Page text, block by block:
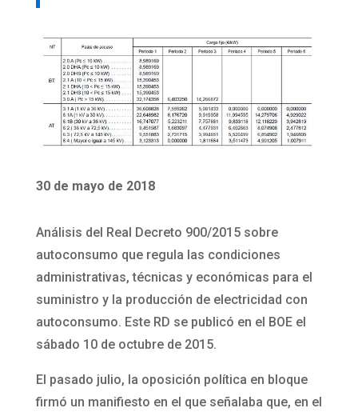
30 de mayo de 2018
Análisis del Real Decreto 900/2015 sobre
autoconsumo que regula las condiciones
administrativas, técnicas y económicas para el
suministro y la producción de electricidad con
autoconsumo. Este RD se publicó en el BOE el
sábado 10 de octubre de 2015.
El pasado julio, la oposición política en bloque
firmó un manifiesto en el que señalaba que, en el